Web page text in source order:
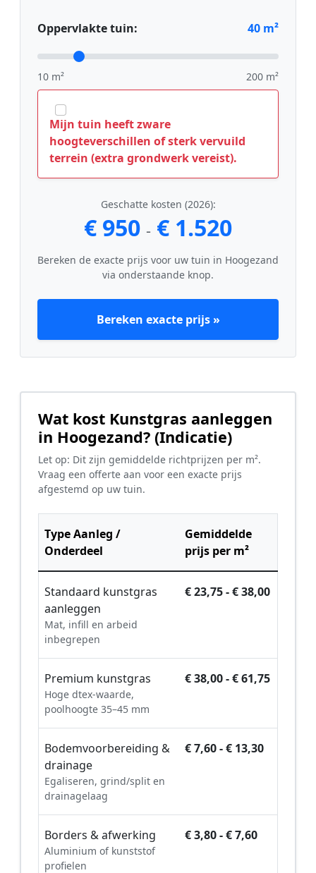
Oppervlakte tuin: 40 m²
10 m² 200 m²
Mijn tuin heeft zware
hoogteverschillen of sterk vervuild
terrein (extra grondwerk vereist).
Geschatte kosten (2026):
€ 950 - € 1.520
Bereken de exacte prijs voor uw tuin in Hoogezand
via onderstaande knop.
Bereken exacte prijs »
Wat kost Kunstgras aanleggen
in Hoogezand? (Indicatie)
Let op: Dit zijn gemiddelde richtprijzen per m².
Vraag een offerte aan voor een exacte prijs
afgestemd op uw tuin.
Type Aanleg /
Onderdeel
Gemiddelde
prijs per m²
Standaard kunstgras
aanleggen
Mat, infill en arbeid
inbegrepen
€ 23,75 - € 38,00
Premium kunstgras
Hoge dtex-waarde,
poolhoogte 35–45 mm
€ 38,00 - € 61,75
Bodemvoorbereiding &
drainage
Egaliseren, grind/split en
drainagelaag
€ 7,60 - € 13,30
Borders & afwerking
Aluminium of kunststof
profielen
€ 3,80 - € 7,60